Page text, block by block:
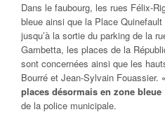
Dans le faubourg, les rues Félix-
bleue ainsi que la Place
jusqu’à la sortie du parking de la
Gambetta, les places de la
sont concernées ainsi que les
Bourré et Jean-Sylvain Fouassier.
places désormais en zone bleue
de la police municipale.